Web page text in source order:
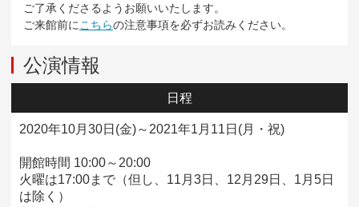
ご了承くださるようお願いいたします。
ご来館前に こちらの注意事項を必ずお読みください。
公演情報
日程
2020年10月30日(金)～2021年1月11日(月・祝)
開館時間 10:00～20:00
火曜は17:00まで（但し、11月3日、12月29日、1月5日
は除く）